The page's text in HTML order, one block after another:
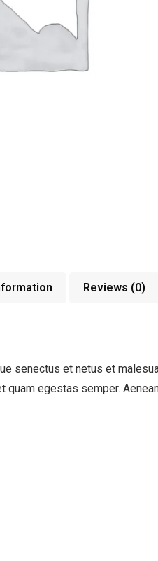
Reviews (0)
senectus et netus et
quam egestas semper.